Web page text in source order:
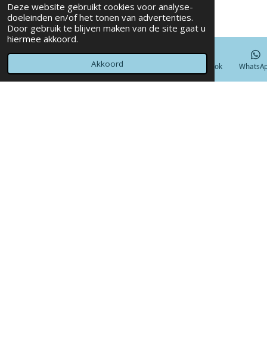
Deze website gebruikt cookies voor analyse-
doeleinden en/of het tonen van advertenties.
Door gebruik te blijven maken van de site gaat u
hiermee akkoord.
Akkoord
Telefoonnummer Facebook